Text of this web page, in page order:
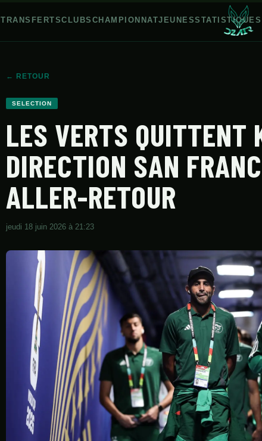
TRANSFERTSCLUBS CHAMPIONNATJEUNESSTATISTIQUES
CONTACT
← RETOUR
SELECTION
LES VERTS QUITTENT
DIRECTION SAN
ALLER-RETOUR
jeudi 18 juin 2026 à 21:23